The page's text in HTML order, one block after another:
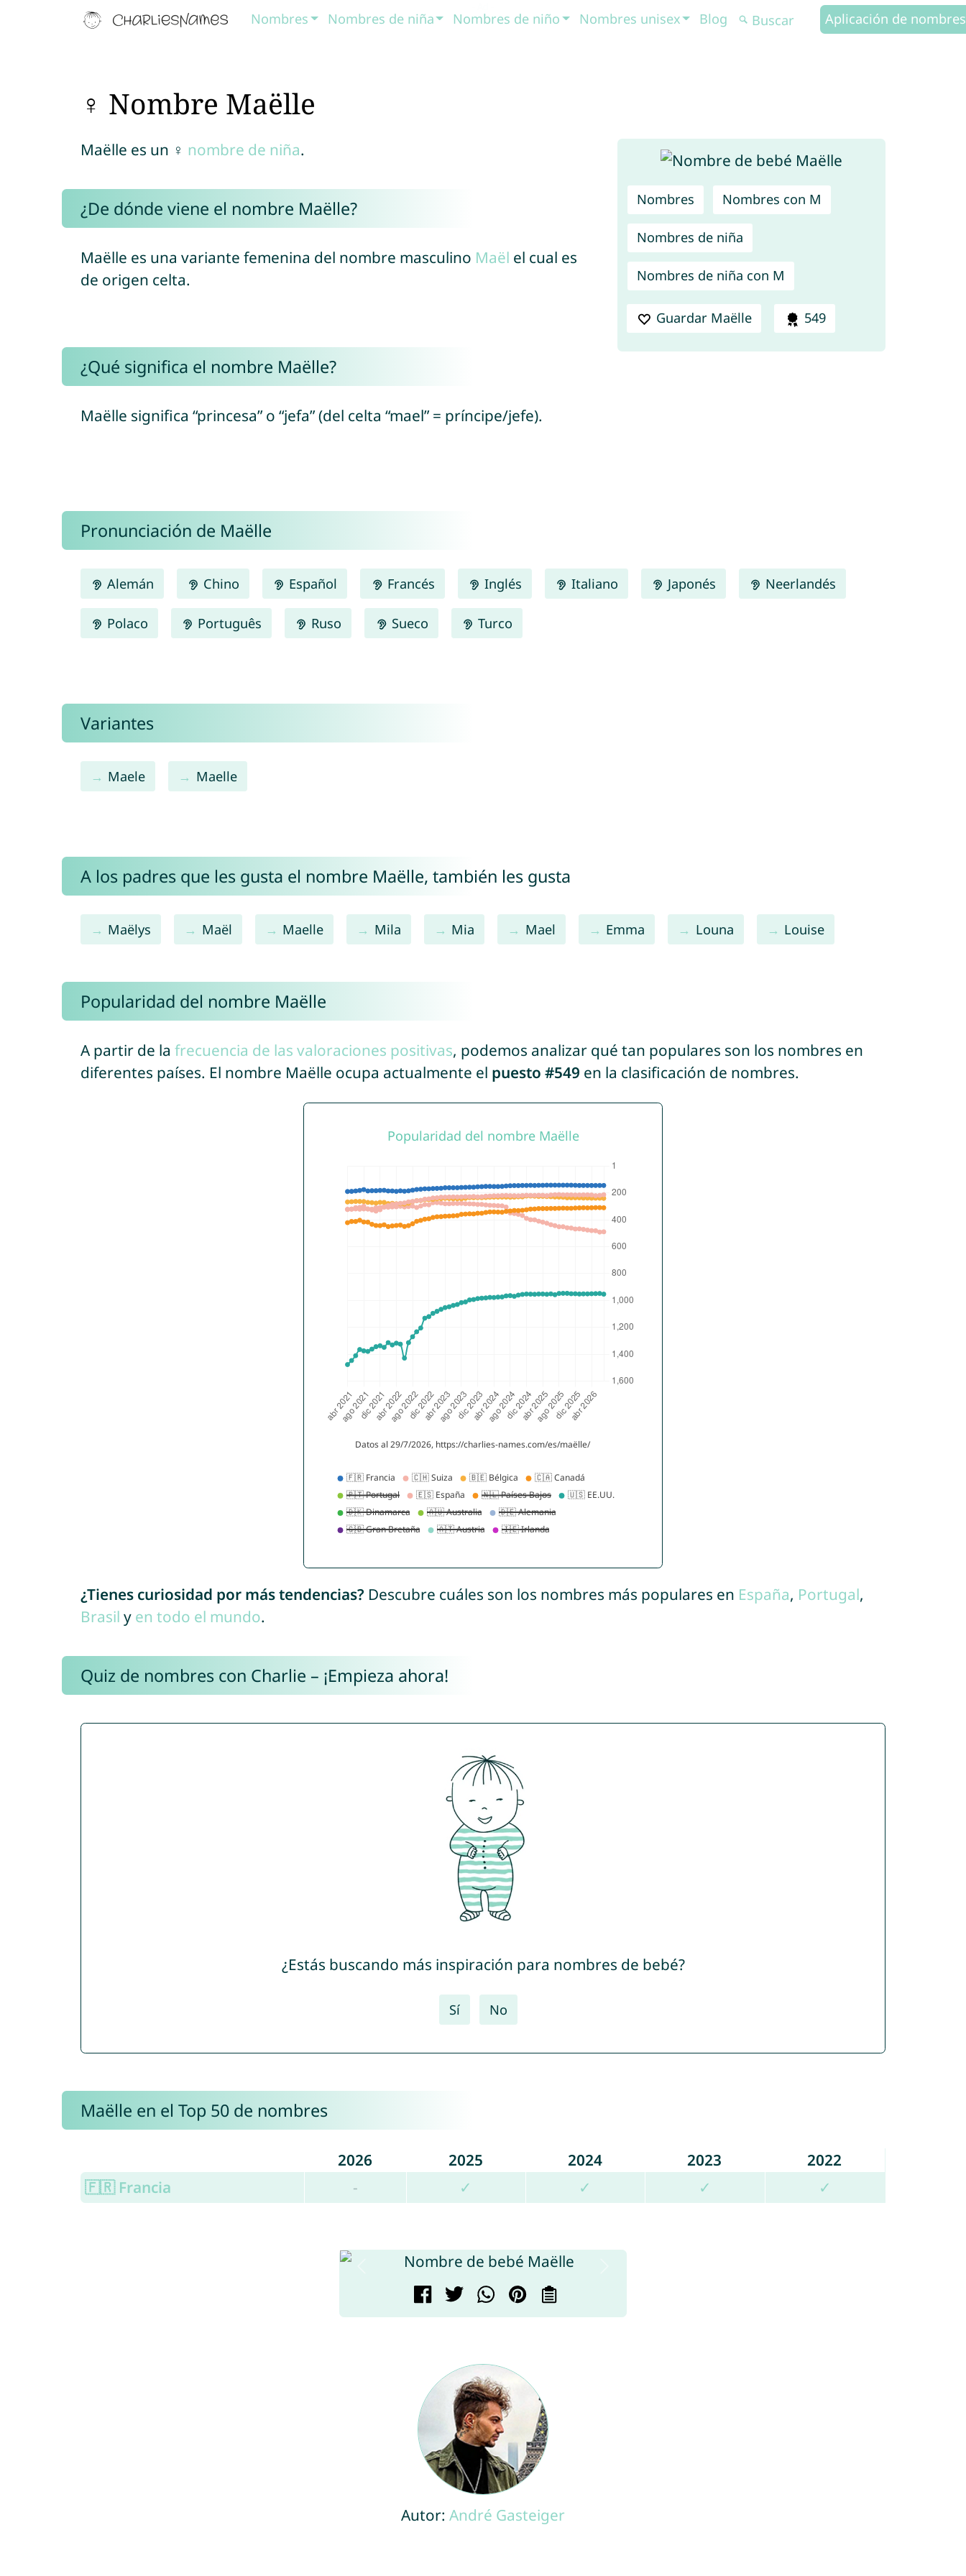
Nombres Nombres de niña Nombres de niño Nombres unisex Blog Aplicación de nombres
♀ Nombre Maëlle
Nombres Nombres con M
Nombres de niña
Nombres de niña con M
Guardar Maëlle 549
Maëlle es un ♀ nombre de niña.
¿De dónde viene el nombre Maëlle?
Maëlle es una variante femenina del nombre masculino Maël el cual es
de origen celta.
¿Qué significa el nombre Maëlle?
Maëlle significa “princesa” o “jefa” (del celta “mael” = príncipe/jefe).
Pronunciación de Maëlle
Alemán Chino Español Francés Inglés Italiano Japonés Neerlandés
Polaco Português Ruso Sueco Turco
Variantes
Maele Maelle
A los padres que les gusta el nombre Maëlle, también les gusta
Maëlys Maël Maelle Mila Mia Mael Emma Louna Louise
Popularidad del nombre Maëlle
A partir de la frecuencia de las valoraciones positivas, podemos analizar qué tan populares son los nombres en
diferentes países. El nombre Maëlle ocupa actualmente el puesto #549 en la clasificación de nombres.
¿Tienes curiosidad por más tendencias? Descubre cuáles son los nombres más populares en España, Portugal,
Brasil y en todo el mundo.
Quiz de nombres con Charlie – ¡Empieza ahora!
¿Estás buscando más inspiración para nombres de bebé?
Sí No
Maëlle en el Top 50 de nombres
2026 2025 2024 2023
2022
🇫🇷 Francia
- ✓ ✓ ✓ ✓
Autor: André Gasteiger